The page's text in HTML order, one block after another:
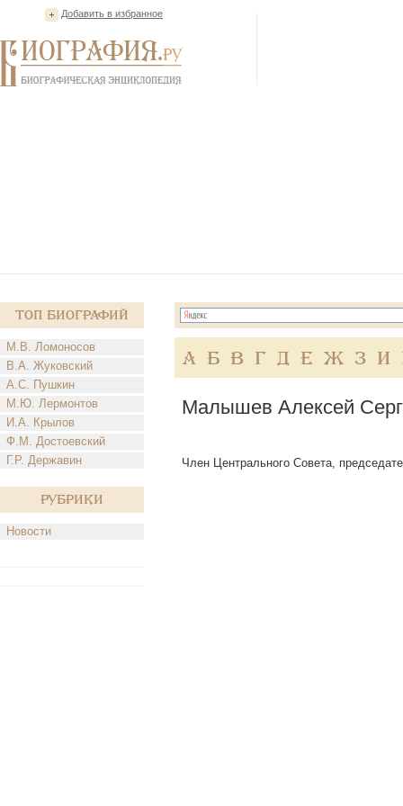
Добавить в избранное
Топ Биографий
М.В. Ломоносов
В.А. Жуковский
А.С. Пушкин
М.Ю. Лермонтов
И.А. Крылов
Ф.М. Достоевский
Г.Р. Державин
Рубрики
Новости
А Б В Г Д Е Ж З И
Малышев Алексей
Член Центрального Совета,